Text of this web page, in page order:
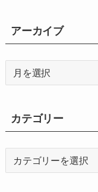
アーカイブ
ブ
カテゴリー